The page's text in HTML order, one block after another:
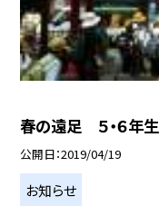
春の遠足 ５・６年生
公開日 2019/04/19
お知らせ